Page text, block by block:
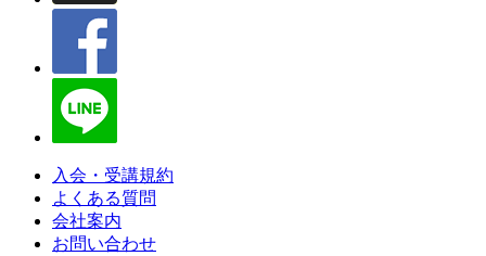
入会・受講規約
よくある質問
会社案内
お問い合わせ